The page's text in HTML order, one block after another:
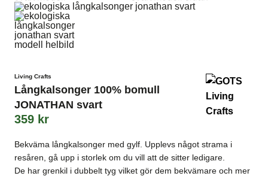
Living Crafts
Långkalsonger 100% bomull
JONATHAN svart
359 kr
Bekväma långkalsonger med gylf. Upplevs något strama i
resåren, gå upp i storlek om du vill att de sitter ledigare.
De har grenkil i dubbelt tyg vilket gör dem bekvämare och mer